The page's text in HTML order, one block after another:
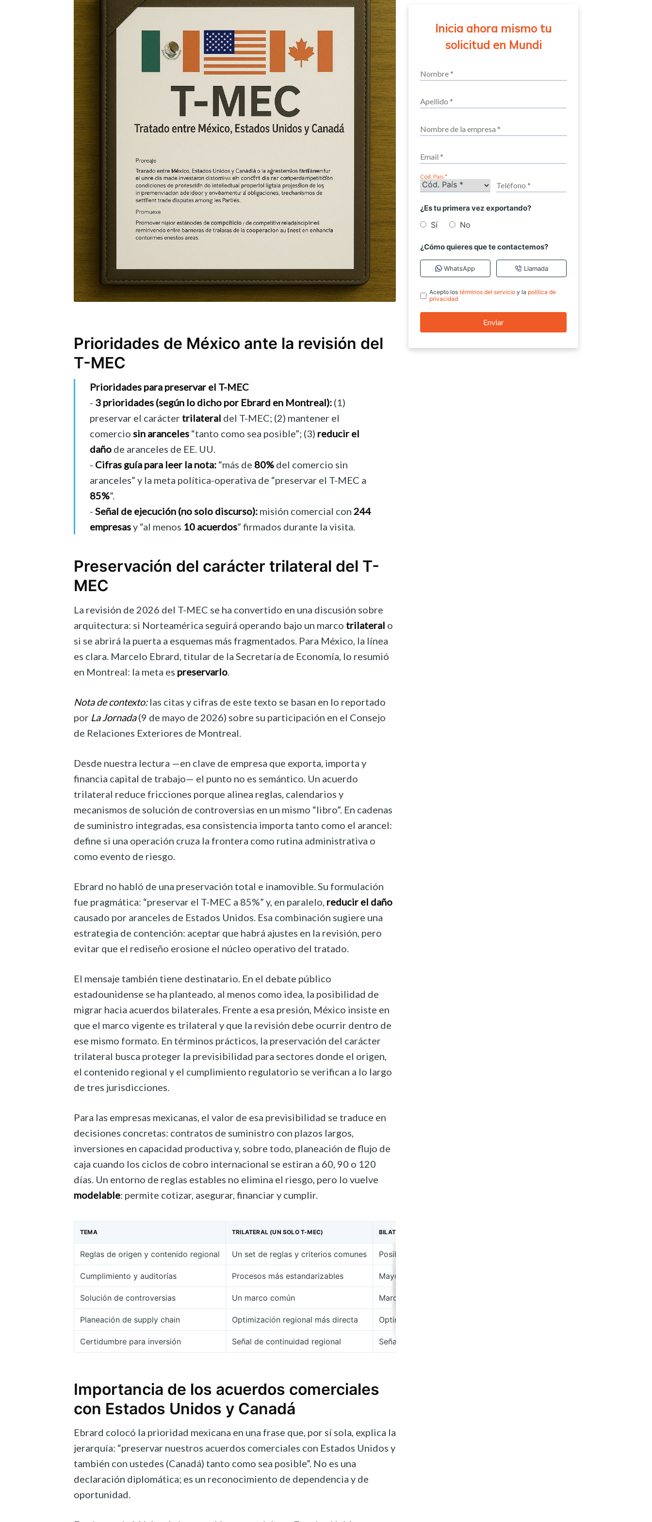
Prioridades de México ante la revisión del
T-MEC
Prioridades para preservar el T-MEC
- 3 prioridades (según lo dicho por Ebrard en Montreal): (1)
preservar el carácter trilateral del T-MEC; (2) mantener el
comercio sin aranceles “tanto como sea posible”; (3) reducir el
daño de aranceles de EE. UU.
- Cifras guía para leer la nota: “más de 80% del comercio sin
aranceles” y la meta política-operativa de “preservar el T-MEC a
85%”.
- Señal de ejecución (no solo discurso): misión comercial con 244
empresasy “al menos 10 acuerdos” firmados durante la visita.
Preservación del carácter trilateral del T-
MEC
La revisión de 2026 del T-MEC se ha convertido en una discusión sobre
arquitectura: si Norteamérica seguirá operando bajo un marco trilateral o
si se abrirá la puerta a esquemas más fragmentados. Para México, la línea
es clara. Marcelo Ebrard, titular de la Secretaría de Economía, lo resumió
en Montreal: la meta es preservarlo
Nota de contexto:las citas y cifras de este texto se basan en lo reportado
por La Jornada(9 de mayo de 2026) sobre su participación en el Consejo
de Relaciones Exteriores de Montreal.
Desde nuestra lectura —en clave de empresa que exporta, importa y
financia capital de trabajo— el punto no es semántico. Un acuerdo
trilateral reduce fricciones porque alinea reglas, calendarios y
mecanismos de solución de controversias en un mismo “libro”. En cadenas
de suministro integradas, esa consistencia importa tanto como el arancel:
define si una operación cruza la frontera como rutina administrativa o
como evento de riesgo.
Ebrard no habló de una preservación total e inamovible. Su formulación
fue pragmática: “preservar el T-MEC a 85%” y, en paralelo, reducir el daño
causado por aranceles de Estados Unidos. Esa combinación sugiere una
estrategia de contención: aceptar que habrá ajustes en la revisión, pero
evitar que el rediseño erosione el núcleo operativo del tratado.
El mensaje también tiene destinatario. En el debate público
estadounidense se ha planteado, al menos como idea, la posibilidad de
migrar hacia acuerdos bilaterales. Frente a esa presión, México insiste en
que el marco vigente es trilateral y que la revisión debe ocurrir dentro de
ese mismo formato. En términos prácticos, la preservación del carácter
trilateral busca proteger la previsibilidad para sectores donde el origen,
el contenido regional y el cumplimiento regulatorio se verifican a lo largo
de tres jurisdicciones.
Para las empresas mexicanas, el valor de esa previsibilidad se traduce en
decisiones concretas: contratos de suministro con plazos largos,
inversiones en capacidad productiva y, sobre todo, planeación de flujo de
caja cuando los ciclos de cobro internacional se estiran a 60, 90 o 120
días. Un entorno de reglas estables no elimina el riesgo, pero lo vuelve
modelable: permite cotizar, asegurar, financiar y cumplir.
TEMA TRILATERAL (UN SOLO T-MEC) BILATERALIZACIÓN (DOS ACUERDOS SEPARADOS)
Reglas de origen y contenido regional Un set de reglas y criterios comunes Posibles reglas distintas por país/sector
Cumplimiento y auditorías Procesos más estandarizables Mayor variación por jurisdicción
Solución de controversias Un marco común Marcos distintos y potencialmente asimétricos
Planeación de supply chain Optimización regional más directa Optimización por corredor (MX–EE. UU. / MX–CA)
Certidumbre para inversión Señal de continuidad regional Señal de fragmentación y renegociación recurrente
Importancia de los acuerdos comerciales
con Estados Unidos y Canadá
Ebrard colocó la prioridad mexicana en una frase que, por sí sola, explica la
jerarquía: “preservar nuestros acuerdos comerciales con Estados Unidos y
también con ustedes (Canadá) tanto como sea posible”. No es una
declaración diplomática; es un reconocimiento de dependencia y de
oportunidad.
Inicia ahora mismo tu
solicitud en Mundi
Cód. País
¿Es tu primera vez exportando?
Sí No
¿Cómo quieres que te contactemos?
WhatsApp Llamada
Acepto los términos del servicio y la política de
privacidad